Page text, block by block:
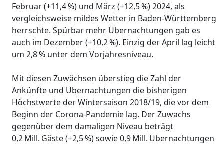
Februar (+11,4 %) und März (+12,5 %) 2024, als
vergleichsweise mildes Wetter in Baden-Württemberg
herrschte. Spürbar mehr Übernachtungen gab es
auch im Dezember (+10,2 %). Einzig der April lag leicht
um 2,8 % unter dem Vorjahresniveau.
Mit diesen Zuwächsen überstieg die Zahl der
Ankünfte und Übernachtungen die bisherigen
Höchstwerte der Wintersaison 2018/19, die vor dem
Beginn der Corona-Pandemie lag. Der Zuwachs
gegenüber dem damaligen Niveau beträgt
0,2 Mill. Gäste (+2,5 %) sowie 0,9 Mill. Übernachtungen